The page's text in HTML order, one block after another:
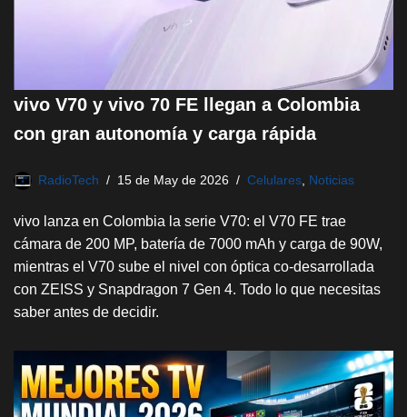
vivo V70 y vivo 70 FE llegan a Colombia
con gran autonomía y carga rápida
RadioTech 15 de May de 2026 Celulares Noticias
vivo lanza en Colombia la serie V70: el V70 FE trae
cámara de 200 MP, batería de 7000 mAh y carga de 90W,
mientras el V70 sube el nivel con óptica co-desarrollada
con ZEISS y Snapdragon 7 Gen 4. Todo lo que necesitas
saber antes de decidir.